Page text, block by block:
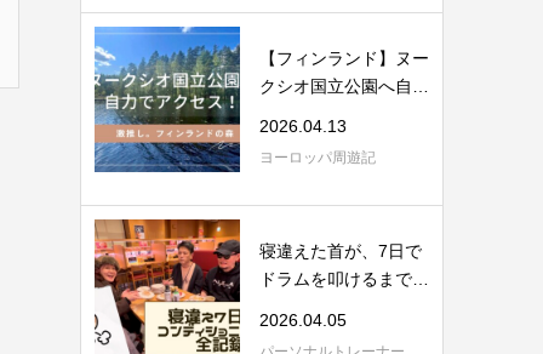
【フィンランド】ヌー
クシオ国立公園へ自力
2026.04.13
ヨーロッパ周遊記
寝違えた首が、7日で
ドラムを叩けるまでに
2026.04.05